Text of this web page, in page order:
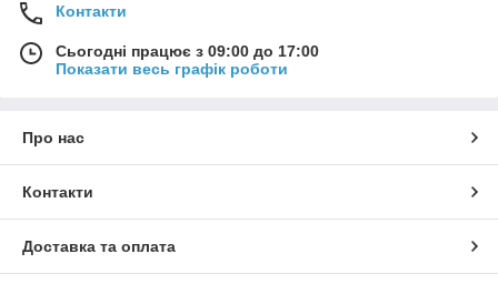
Контакти
Сьогодні працює з 09:00 до 17:00
Показати весь графік роботи
Про нас
Контакти
Доставка та оплата